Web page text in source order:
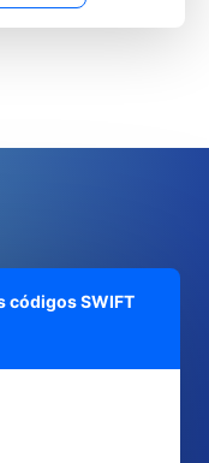
códigos SWIFT